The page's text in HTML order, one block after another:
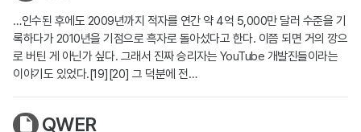
…인수된 후에도 2009년까지 적자를 연간 약 4억 5,000만 달러 수준을 기
록하다가 2010년을 기점으로 흑자로 돌아섰다고 한다. 이쯤 되면 거의 깡으
로 버틴 게 아닌가 싶다. 그래서 진짜 승리자는 YouTube 개발진들이라는
이야기도 있었다.[19][20] 그 덕분에 전…
QWER